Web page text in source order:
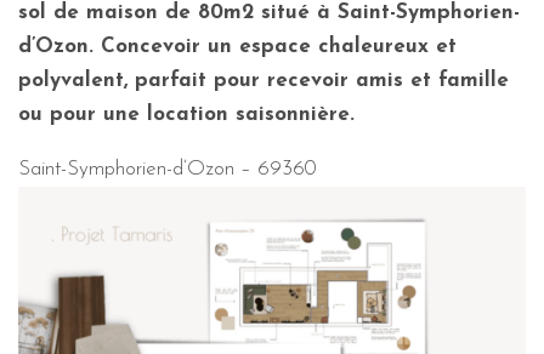
sol de maison de 80m2 situé à Saint-Symphorien-
d’Ozon. Concevoir un espace chaleureux et
polyvalent, parfait pour recevoir amis et famille
ou pour une location saisonnière.
Saint-Symphorien-d’Ozon – 69360